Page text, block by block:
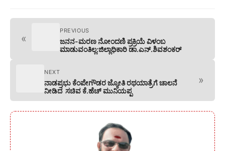
«
PREVIOUS
ಜನನ-ಮರಣ ನೋಂದಣಿ ಪ್ರಕ್ರಿಯೆ ವಿಳಂಬ
ಮಾಡುವಂತಿಲ್ಲ:ಜಿಲ್ಲಾಧಿಕಾರಿ ಡಾ.ಎನ್.ಶಿವಶಂಕರ್
NEXT
ನಾಡಪ್ರಭು ಕೆಂಪೇಗೌಡರ ಜ್ಯೋತಿ ರಥಯಾತ್ರೆಗೆ ಚಾಲನೆ
ನೀಡಿದ ಸಚಿವ ಕೆ.ಹೆಚ್ ಮುನಿಯಪ್ಪ
»